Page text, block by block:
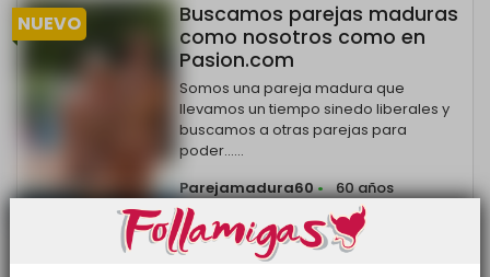
NUEVO
Buscamos parejas maduras
como nosotros como en
Pasion.com
Somos una pareja madura que
llevamos un tiempo sinedo liberales y
buscamos a otras parejas para
poder......
Parejamadura60• 60 años
Barcelona-Capital
655 *** ***